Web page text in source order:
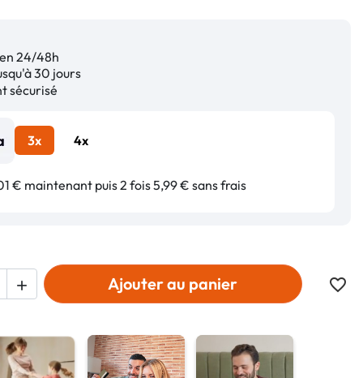
24/48h
30 jours
sécurisé
3x 4x
€ maintenant puis 2 fois 5,99 € sans frais
 Ajouter au panier favorite_border